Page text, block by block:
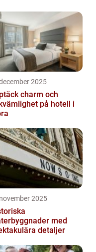
2025
charm och
på hotell i
2025
med
detaljer